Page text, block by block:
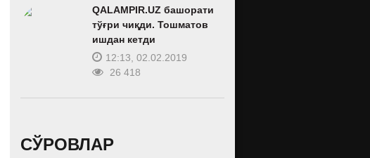
QALAMPIR.UZ башорати
тўғри чиқди. Тошматов
ишдан кетди
12:13, 02.02.2019
26 418
СЎРОВЛАР